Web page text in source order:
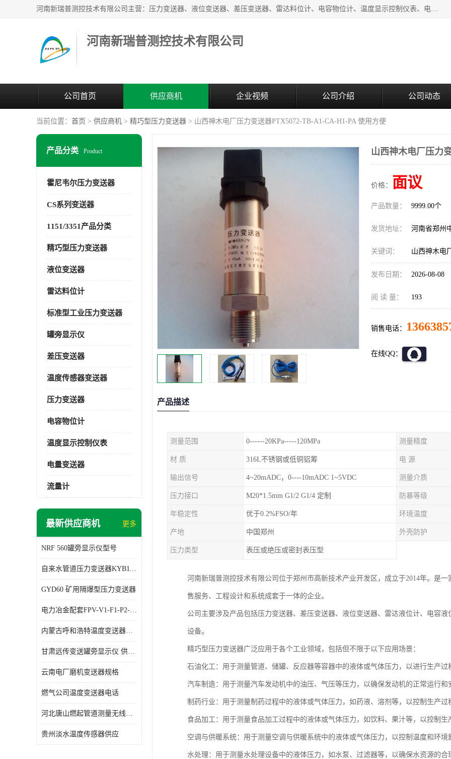
河南新瑞普测控技术有限公司主营：压力变送器、液位变送器、差压变送器、雷达料位计、电容物位计、温度显示控制仪表、电量变送器、流量计、工业自动化系统成套设备。
河南新瑞普测控技术有限公司
公司首页 供应商机 企业视频 公司介绍 公司动态
当前位置： 首页 > 供应商机 > 精巧型压力变送器 > 山西神木电厂压力变送器PTX5072-TB-A1-CA-H1-PA 使用方便
产品分类 Product
霍尼韦尔压力变送器
CS系列变送器
1151/3351产品分类
精巧型压力变送器
液位变送器
雷达料位计
标准型工业压力变送器
罐旁显示仪
差压变送器
温度传感器变送器
压力变送器
电容物位计
温度显示控制仪表
电量变送器
流量计
最新供应商机 更多
NRF 560罐旁显示仪型号
自来水管道压力变送器KYB11G03M2型号 使用方便
GYD60 矿用隔爆型压力变送器
电力冶金配套FPV-V1-F1-P2-03电压变送器
内蒙古呼和浩特温度变送器配套罐旁显示仪供应 性能稳定
甘肃远传变送罐旁显示仪 供应及时
云南电厂磨机变送器规格
燃气公司温度变送器电话
河北唐山燃起管道测量无线压力变送器型号 性能稳定
贵州淡水温度传感器供应
山西神木电厂压力
价格： 面议
产品数量： 9999.00个
发货地址： 河南省郑州
关键词： 山西神木电
发布日期： 2026-08-08
阅 读 量： 193
销售电话：
在线QQ：
产品描述
测量范围 0------20KPa-----120MPa 测量精度
材 质 316L不锈钢或低铜铝筹 电 源
输出信号 4~20mADC，0----10mADC 1~5VDC 测量介质
压力接口 M20*1.5mm G1/2 G1/4 定制 防暴等级
年稳定性 优于0.2%FSO/年 环境温度
产地 中国郑州 外壳防护
压力类型 表压或绝压或密封表压型
河南新瑞普测控技术有限公司位于郑州市高新技术产业开发区，成立于2014年。是
售服务、工程设计和系统成套于一体的企业。
公司主要涉及产品包括压力变送器、差压变送器、液位变送器、雷达液位计、电容
设备。
精巧型压力变送器广泛应用于各个工业领域，包括但不限于以下应用场景：
石油化工：用于测量管道、储罐、反应器等容器中的液体或气体压力，以进行生产过
汽车制造：用于测量汽车发动机中的油压、气压等压力，以确保发动机的正常运行和
制药行业：用于测量制药过程中的液体或气体压力，如药液、溶剂等，以控制生产过
食品加工：用于测量食品加工过程中的液体或气体压力，如饮料、果汁等，以控制生
空调与供暖系统：用于测量空调与供暖系统中的液体或气体压力，以控制温度和环境
水处理：用于测量水处理设备中的液体压力，如水泵、过滤器等，以确保水资源的合